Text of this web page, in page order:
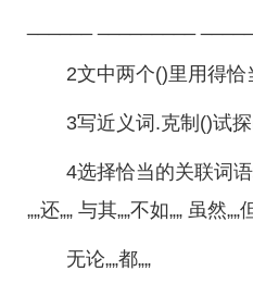
2文中两个()里用得恰
3写近义词.克制()试
4选择恰当的关联词
„„还„„ 与其„„不如„„ 虽然„„
无论„„都„„